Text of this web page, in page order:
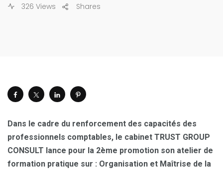
326 Views
Shares
Dans le cadre du renforcement des capacités des
professionnels comptables, le cabinet TRUST GROUP
CONSULT lance pour la 2ème promotion son atelier de
formation pratique sur : Organisation et Maîtrise de la